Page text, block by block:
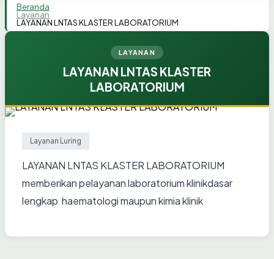
Beranda
Layanan
LAYANAN LNTAS KLASTER LABORATORIUM
LAYANAN
LAYANAN LNTAS KLASTER
LABORATORIUM
Layanan Luring
LAYANAN LNTAS KLASTER LABORATORIUM
memberikan pelayanan laboratorium klinikdasar
lengkap haematologi maupun kimia klinik